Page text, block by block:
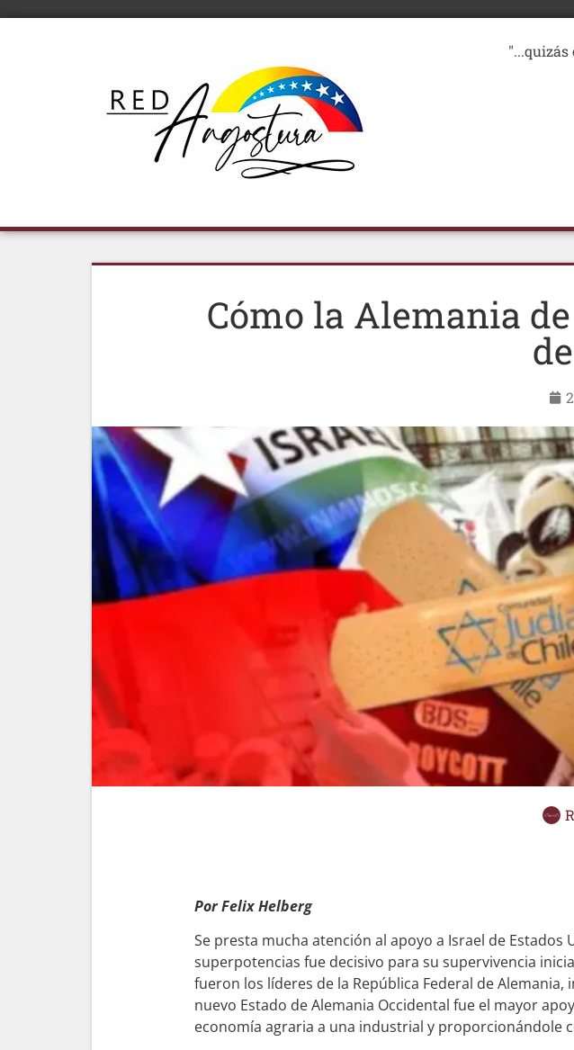
Cómo la Alemania
Por Felix Helberg
Se presta mucha atención al apoyo a Israel de
superpotencias fue decisivo para su supervivencia
fueron los líderes de la República Federal de
nuevo Estado de Alemania Occidental fue el mayor
economía agraria a una industrial y proporcionándole